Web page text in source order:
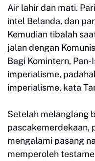
Air lahir dan mati.
intel Belanda, dan
Kemudian tibalah
jalan dengan
Bagi Komintern,
imperialisme,
imperialisme, kata
Setelah melanglang
pascakemerdekaan,
mengalami pasang
memperoleh